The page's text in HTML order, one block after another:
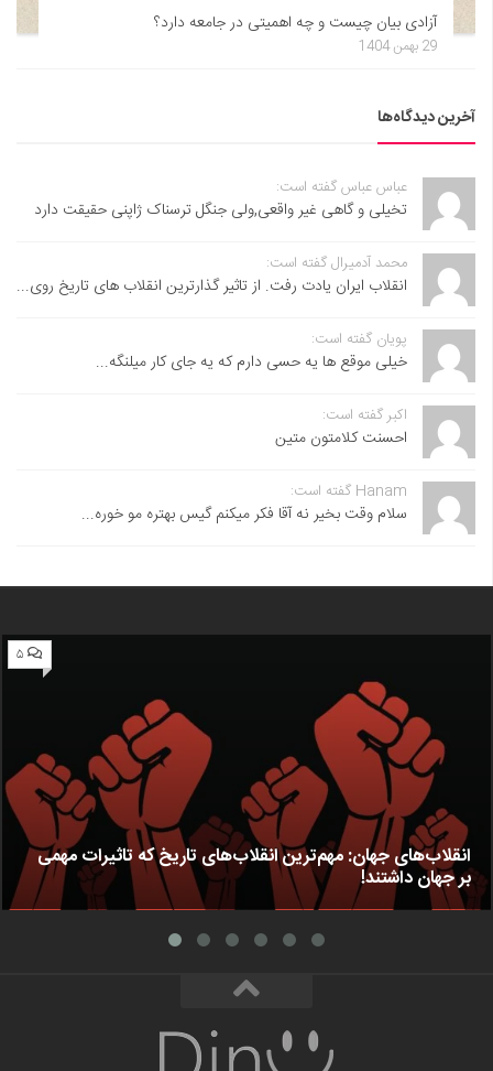
آزادی بیان چیست و چه اهمیتی در جامعه دارد؟
29 بهمن 1404
آخرین دیدگاه‌ها
عباس عباس گفته است:
تخیلی و گاهی غیر واقعی,ولی جنگل ترسناک ژاپنی حقیقت دارد
محمد آدمیرال گفته است:
انقلاب ایران یادت رفت. از تاثیر گذارترین انقلاب های تاریخ روی...
پویان گفته است:
خیلی موقع ها یه حسی دارم که یه جای کار میلنگه...
اکبر گفته است:
احسنت ‌کلامتون متین
Hanam گفته است:
سلام وقت بخیر نه آقا فکر میکنم گیس بهتره مو خوره...
۵
انقلاب‌های جهان: مهم‌ترین انقلاب‌های تاریخ که تاثیرات مهمی
بر جهان داشتند!